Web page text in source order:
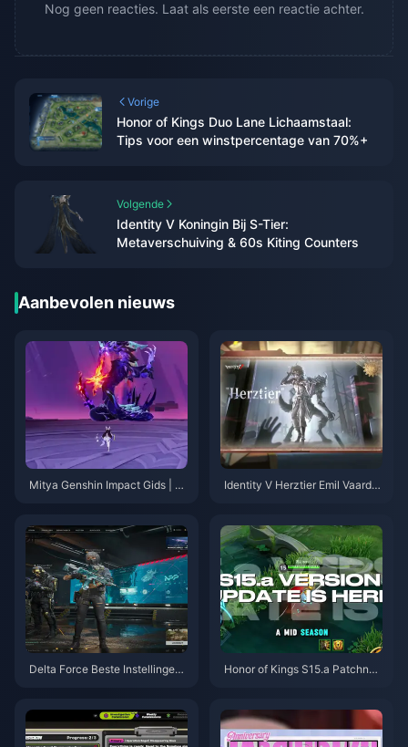
Nog geen reacties. Laat als eerste een reactie achter.
Vorige
Honor of Kings Duo Lane Lichaamstaal:
Tips voor een winstpercentage van 70%+
Volgende
Identity V Koningin Bij S-Tier:
Metaverschuiving & 60s Kiting Counters
Aanbevolen nieuws
Mitya Genshin Impact Gids | A
Identity V Herztier Emil Vaardig
Delta Force Beste Instellingen
Honor of Kings S15.a Patchnoti